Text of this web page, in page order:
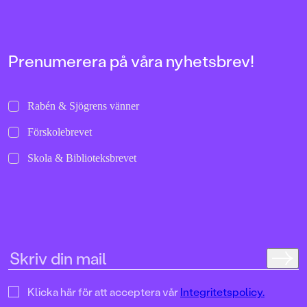
Prenumerera på våra nyhetsbrev!
Rabén & Sjögrens vänner
Förskolebrevet
Skola & Biblioteksbrevet
Klicka här för att acceptera vårIntegritetspolicy.